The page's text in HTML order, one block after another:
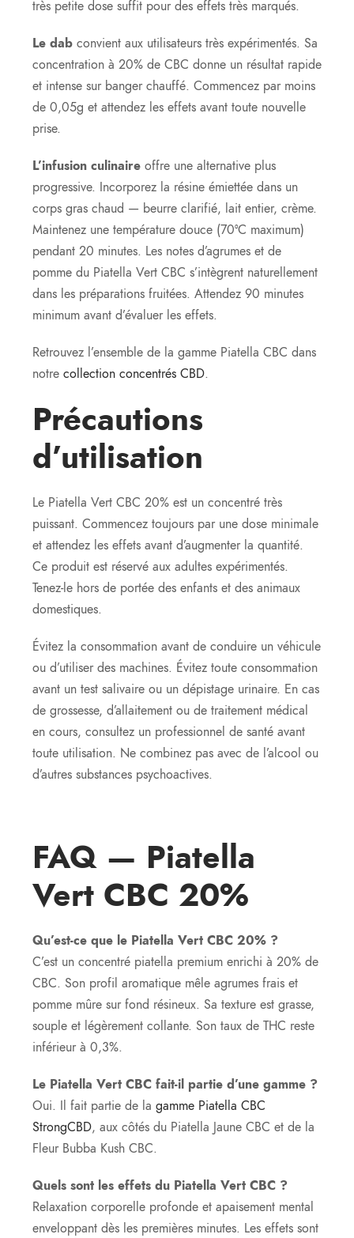
très petite dose suffit pour des effets très marqués.
Le dab convient aux utilisateurs très expérimentés. Sa
concentration à 20% de CBC donne un résultat rapide
et intense sur banger chauffé. Commencez par moins
de 0,05g et attendez les effets avant toute nouvelle
prise.
L’infusion culinaire offre une alternative plus
progressive. Incorporez la résine émiettée dans un
corps gras chaud — beurre clarifié, lait entier, crème.
Maintenez une température douce (70°C maximum)
pendant 20 minutes. Les notes d’agrumes et de
pomme du Piatella Vert CBC s’intègrent naturellement
dans les préparations fruitées. Attendez 90 minutes
minimum avant d’évaluer les effets.
Retrouvez l’ensemble de la gamme Piatella CBC dans
notre collection concentrés CBD.
Précautions
d’utilisation
Le Piatella Vert CBC 20% est un concentré très
puissant. Commencez toujours par une dose minimale
et attendez les effets avant d’augmenter la quantité.
Ce produit est réservé aux adultes expérimentés.
Tenez-le hors de portée des enfants et des animaux
domestiques.
Évitez la consommation avant de conduire un véhicule
ou d’utiliser des machines. Évitez toute consommation
avant un test salivaire ou un dépistage urinaire. En cas
de grossesse, d’allaitement ou de traitement médical
en cours, consultez un professionnel de santé avant
toute utilisation. Ne combinez pas avec de l’alcool ou
d’autres substances psychoactives.
FAQ — Piatella
Vert CBC 20%
Qu’est-ce que le Piatella Vert CBC 20% ?
C’est un concentré piatella premium enrichi à 20% de
CBC. Son profil aromatique mêle agrumes frais et
pomme mûre sur fond résineux. Sa texture est grasse,
souple et légèrement collante. Son taux de THC reste
inférieur à 0,3%.
Le Piatella Vert CBC fait-il partie d’une gamme ?
Oui. Il fait partie de la gamme Piatella CBC
StrongCBD, aux côtés du Piatella Jaune CBC et de la
Fleur Bubba Kush CBC.
Quels sont les effets du Piatella Vert CBC ?
Relaxation corporelle profonde et apaisement mental
enveloppant dès les premières minutes. Les effets sont